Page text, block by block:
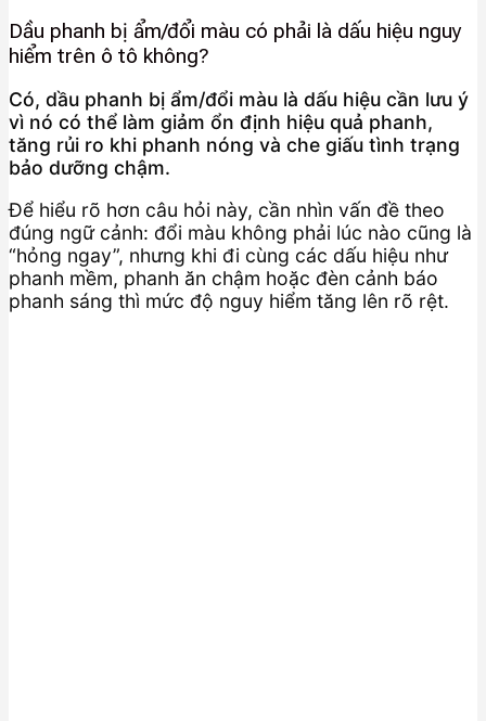
Dầu phanh bị ẩm/đổi màu có phải là dấu hiệu nguy
hiểm trên ô tô không?
Có, dầu phanh bị ẩm/đổi màu là dấu hiệu cần lưu ý
vì nó có thể làm giảm ổn định hiệu quả phanh,
tăng rủi ro khi phanh nóng và che giấu tình trạng
bảo dưỡng chậm.
Để hiểu rõ hơn câu hỏi này, cần nhìn vấn đề theo
đúng ngữ cảnh: đổi màu không phải lúc nào cũng là
“hỏng ngay”, nhưng khi đi cùng các dấu hiệu như
phanh mềm, phanh ăn chậm hoặc đèn cảnh báo
phanh sáng thì mức độ nguy hiểm tăng lên rõ rệt.